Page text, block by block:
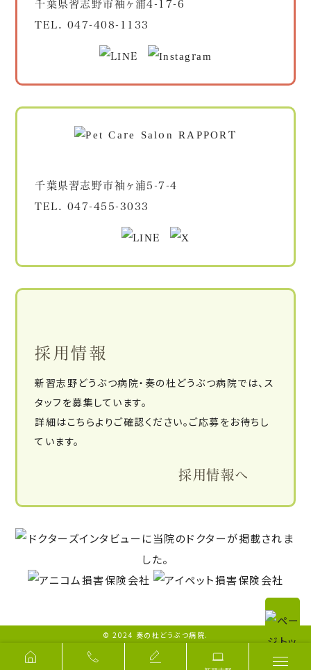
千葉県習志野市袖ヶ浦4-17-6
TEL. 047-408-1133
千葉県習志野市袖ヶ浦5-7-4
TEL. 047-455-3033
採用情報
新習志野どうぶつ病院・奏の杜どうぶつ病院では、ス
タッフを募集しています。
詳細はこちらよりご確認ください。ご応募をお待ちし
ています。
採用情報へ
© 2024 奏の杜どうぶつ病院.